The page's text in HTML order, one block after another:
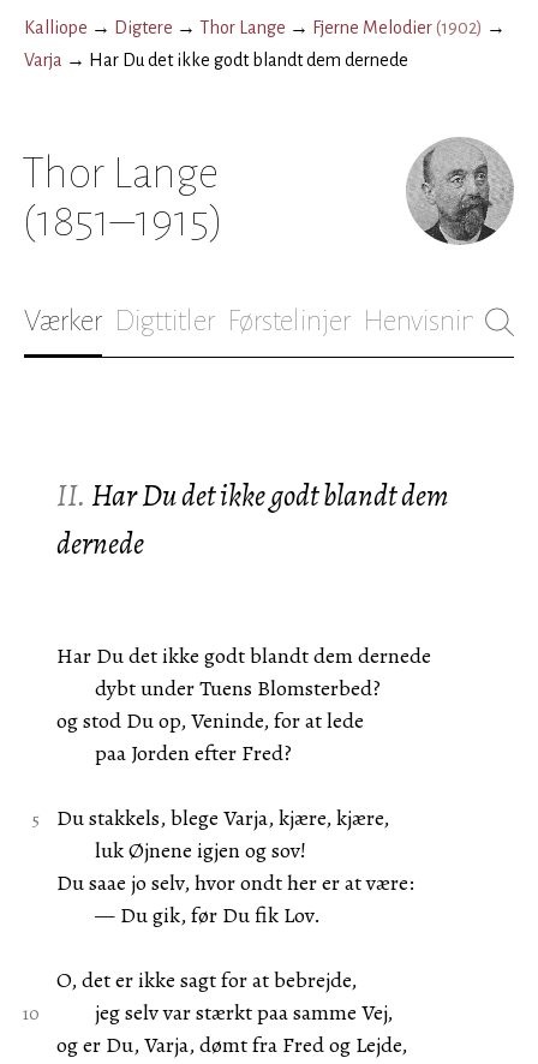
Kalliope → Digtere → Thor Lange → Fjerne Melodier(1902) →
Varja → Har Du det ikke godt blandt dem dernede
Thor Lange
(1851–1915)
Værker Digttitler Førstelinjer Henvisninger
II. Har Du det ikke godt blandt dem
dernede
Har Du det ikke godt blandt dem dernede
dybt under Tuens Blomsterbed?
og stod Du op, Veninde, for at lede
paa Jorden efter Fred?
Du stakkels, blege Varja, kjære, kjære,
luk Øjnene igjen og sov!
Du saae jo selv, hvor ondt her er at være:
— Du gik, før Du fik Lov.
O, det er ikke sagt for at bebrejde,
jeg selv var stærkt paa samme Vej,
og er Du, Varja, dømt fra Fred og Lejde,